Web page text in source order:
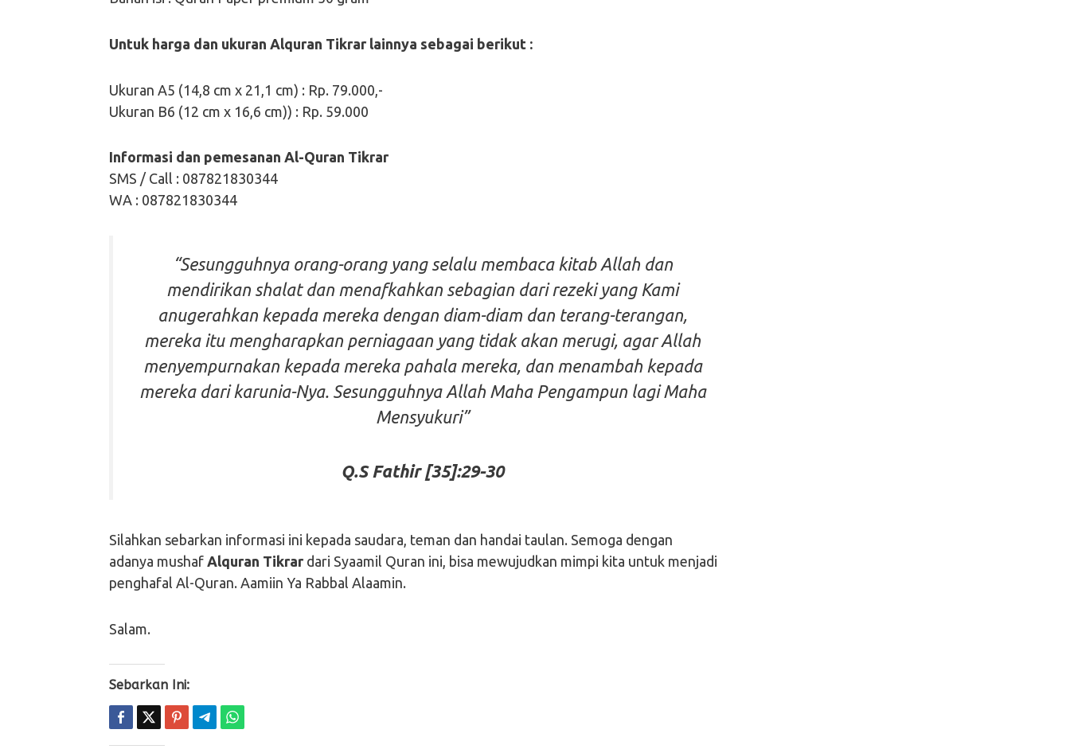
Untuk harga dan ukuran Alquran Tikrar lainnya sebagai berikut :
Ukuran A5 (14,8 cm x 21,1 cm) : Rp. 79.000,-
Ukuran B6 (12 cm x 16,6 cm)) : Rp. 59.000
Informasi dan pemesanan Al-Quran Tikrar
SMS / Call : 087821830344
WA : 087821830344
“Sesungguhnya orang-orang yang selalu membaca kitab Allah dan
mendirikan shalat dan menafkahkan sebagian dari rezeki yang Kami
anugerahkan kepada mereka dengan diam-diam dan terang-terangan,
mereka itu mengharapkan perniagaan yang tidak akan merugi, agar Allah
menyempurnakan kepada mereka pahala mereka, dan menambah kepada
mereka dari karunia-Nya. Sesungguhnya Allah Maha Pengampun lagi Maha
Mensyukuri”
Q.S Fathir [35]:29-30
Silahkan sebarkan informasi ini kepada saudara, teman dan handai taulan. Semoga dengan
adanya mushaf Alquran Tikrar dari Syaamil Quran ini, bisa mewujudkan mimpi kita untuk menjadi
penghafal Al-Quran. Aamiin Ya Rabbal Alaamin.
Salam.
Sebarkan Ini: